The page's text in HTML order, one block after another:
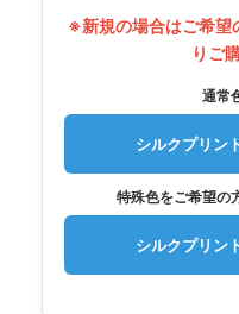
※新規の場合はご希望
りご
通常
シルクプリン
特殊色をご希望の
シルクプリン